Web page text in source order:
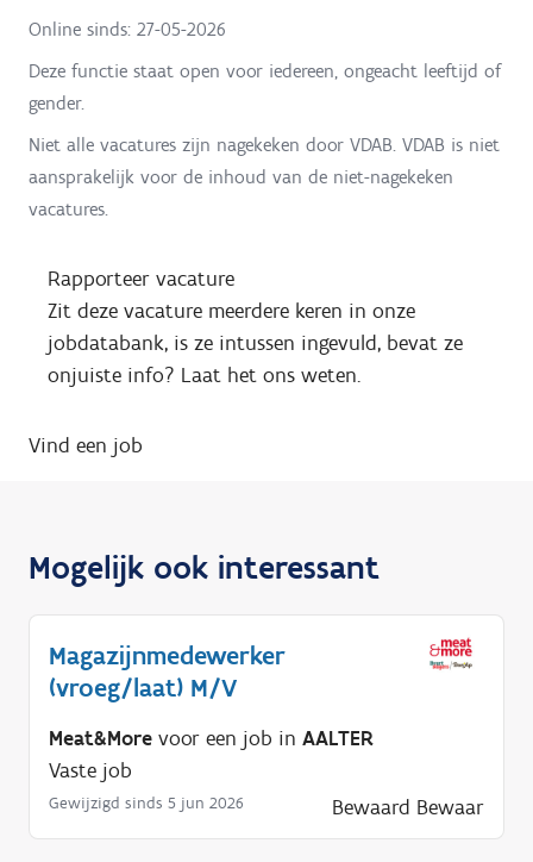
Online sinds: 27-05-2026
Deze functie staat open voor iedereen, ongeacht leeftijd of
gender.
Niet alle vacatures zijn nagekeken door VDAB. VDAB is niet
aansprakelijk voor de inhoud van de niet-nagekeken
vacatures.
Rapporteer vacature
Zit deze vacature meerdere keren in onze
jobdatabank, is ze intussen ingevuld, bevat ze
onjuiste info? Laat het ons weten.
Vind een job
Mogelijk ook interessant
Magazijnmedewerker
(vroeg/laat) M/V
Meat&More voor een job in AALTER
Vaste job
Gewijzigd sinds 5 jun 2026 Bewaard Bewaar